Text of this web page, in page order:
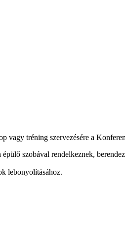
vagy tréning szervezésére a
szobával rendelkeznek,
lebonyolításához.